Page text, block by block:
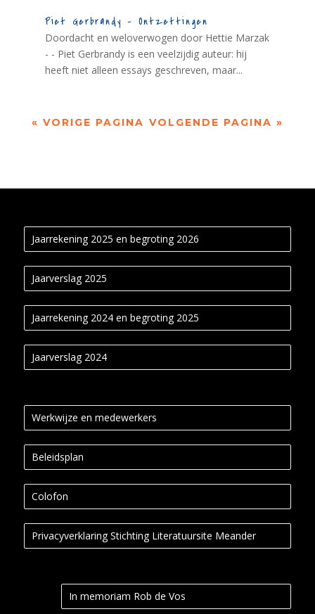
Piet Gerbrandy – Ontzettingen
Doordacht en weloverwogen door Hettie Marzak
- - Piet Gerbrandy is een veelzijdig auteur: hij
heeft niet alleen essays geschreven, maar...
« VORIGE PAGINA VOLGENDE PAGINA »
Jaarrekening 2025 en begroting 2026
Jaarverslag 2025
Jaarrekening 2024 en begroting 2025
Jaarverslag 2024
Werkwijze en medewerkers
Beleidsplan
Colofon
Privacyverklaring Stichting Literatuursite Meander
In memoriam Rob de Vos